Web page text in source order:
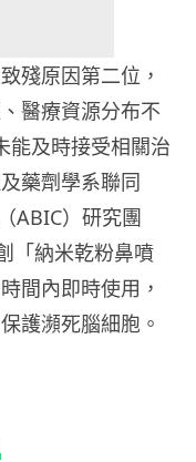
殘原因第二位，
醫療資源分布不
能及時接受相關治
藥劑學系聯同
ABIC）研究團
「納米乾粉鼻噴
間內即時使用，
護瀕死腦細胞。